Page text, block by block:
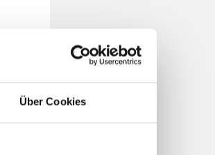
Über Cookies